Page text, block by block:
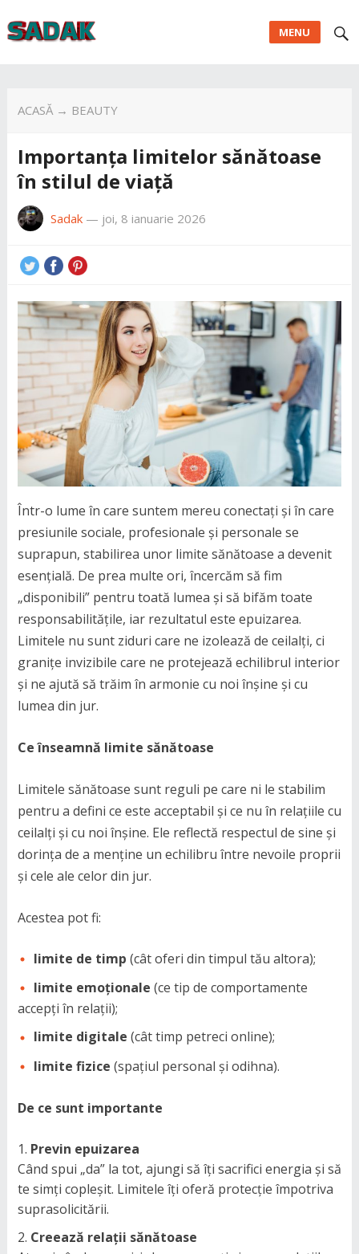
MENU
ACASĂ→ BEAUTY
Importanța limitelor sănătoase
în stilul de viață
Sadak— joi, 8 ianuarie 2026
Într-o lume în care suntem mereu conectați și în care
presiunile sociale, profesionale și personale se
suprapun, stabilirea unor limite sănătoase a devenit
esențială. De prea multe ori, încercăm să fim
„disponibili” pentru toată lumea și să bifăm toate
responsabilitățile, iar rezultatul este epuizarea.
Limitele nu sunt ziduri care ne izolează de ceilalți, ci
granițe invizibile care ne protejează echilibrul interior
și ne ajută să trăim în armonie cu noi înșine și cu
lumea din jur.
Ce înseamnă limite sănătoase
Limitele sănătoase sunt reguli pe care ni le stabilim
pentru a defini ce este acceptabil și ce nu în relațiile cu
ceilalți și cu noi înșine. Ele reflectă respectul de sine și
dorința de a menține un echilibru între nevoile proprii
și cele ale celor din jur.
Acestea pot fi:
limite de timp (cât oferi din timpul tău altora);
limite emoționale (ce tip de comportamente
accepți în relații);
limite digitale (cât timp petreci online);
limite fizice (spațiul personal și odihna).
De ce sunt importante
Previn epuizarea
Când spui „da” la tot, ajungi să îți sacrifici energia și să
te simți copleșit. Limitele îți oferă protecție împotriva
suprasolicitării.
Creează relații sănătoase